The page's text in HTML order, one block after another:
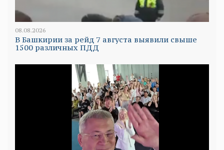
08.08.2026
В Башкирии за рейд 7 августа выявили свыше
1500 различных ПДД